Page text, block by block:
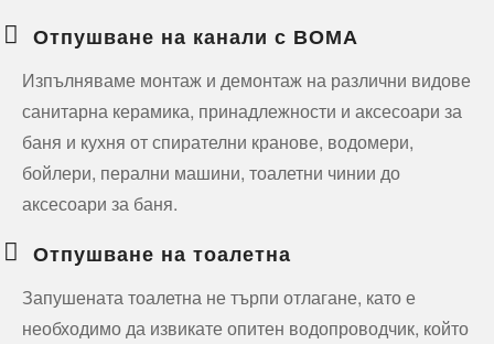
Отпушване на канали с ВОМА
Изпълняваме монтаж и демонтаж на различни видове
санитарна керамика, принадлежности и аксесоари за
баня и кухня от спирателни кранове, водомери,
бойлери, перални машини, тоалетни чинии до
аксесоари за баня.
Отпушване на тоалетна
Запушената тоалетна не търпи отлагане, като е
необходимо да извикате опитен водопроводчик, който